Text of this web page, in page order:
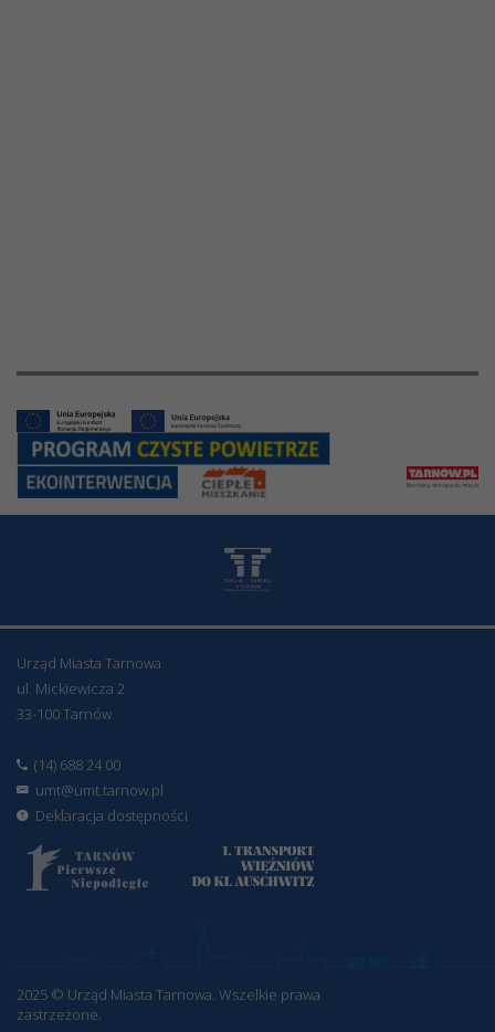
Urząd Miasta Tarnowa
ul. Mickiewicza 2
33-100 Tarnów
(14) 688 24 00
umt@umt.tarnow.pl
Deklaracja dostępności
2025 © Urząd Miasta Tarnowa. Wszelkie prawa
zastrzeżone.